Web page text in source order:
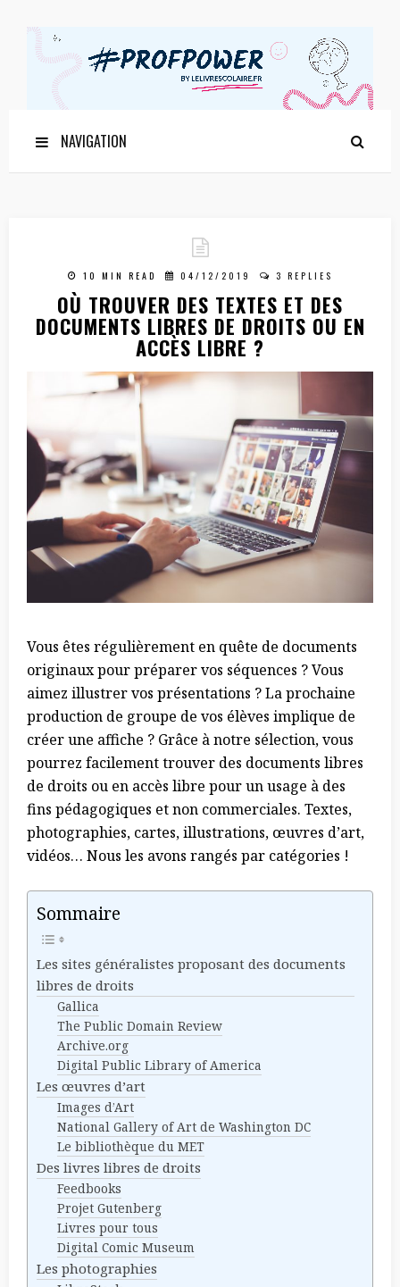
NAVIGATION
10 MIN READ 04/12/2019 3 REPLIES
OÙ TROUVER DES TEXTES ET DES
DOCUMENTS LIBRES DE DROITS OU EN
ACCÈS LIBRE ?
Vous êtes régulièrement en quête de documents
originaux pour préparer vos séquences ? Vous
aimez illustrer vos présentations ? La prochaine
production de groupe de vos élèves implique de
créer une affiche ? Grâce à notre sélection, vous
pourrez facilement trouver des documents libres
de droits ou en accès libre pour un usage à des
fins pédagogiques et non commerciales. Textes,
photographies, cartes, illustrations, œuvres d’art,
vidéos… Nous les avons rangés par catégories !
Sommaire
Les sites généralistes proposant des documents
libres de droits
Gallica
The Public Domain Review
Archive.org
Digital Public Library of America
Les œuvres d’art
Images d’Art
National Gallery of Art de Washington DC
Le bibliothèque du MET
Des livres libres de droits
Feedbooks
Projet Gutenberg
Livres pour tous
Digital Comic Museum
Les photographies